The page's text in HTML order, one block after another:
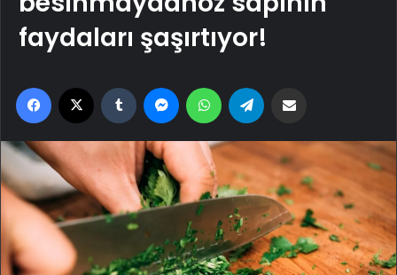
faydaları şaşırtıyor!
Facebook Tumblr MessengerWhatsApp